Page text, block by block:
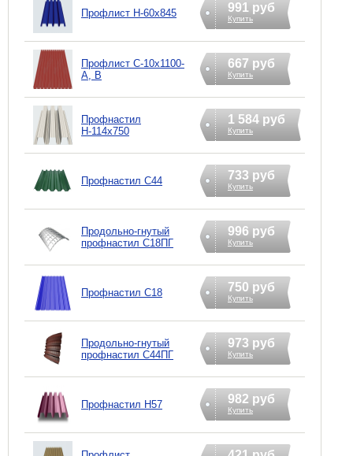
Профлист Н-60х845 991 руб
Купить
Профлист С-10х1100-
А, В
667 руб
Купить
Профнастил
Н-114х750
1 584 руб
Купить
Профнастил C44 733 руб
Купить
Продольно-гнутый
профнастил С18ПГ
996 руб
Купить
Профнастил C18 750 руб
Купить
Продольно-гнутый
профнастил С44ПГ
973 руб
Купить
Профнастил H57 982 руб
Купить